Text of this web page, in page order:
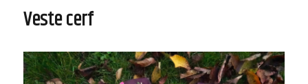
Veste cerf